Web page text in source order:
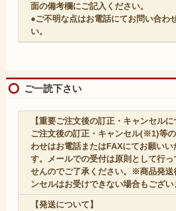
面の備考欄にご記入ください。
●ご不明な点はお電話にてお問い合わ
い。
ご一読下さい
【重要ご注文後の訂正・キャンセルに
ご注文後の訂正・キャンセル(※1)等
わせはお電話またはFAXにてお願いい
す。メールでの受付は原則として行っ
せんのでご了承ください。※商品発送
ンセルはお受けできない場合もござい
【発送について】